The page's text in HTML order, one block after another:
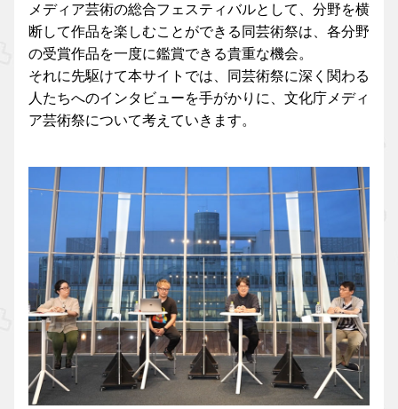
メディア芸術の総合フェスティバルとして、分野を横
断して作品を楽しむことができる同芸術祭は、各分野
の受賞作品を一度に鑑賞できる貴重な機会。
それに先駆けて本サイトでは、同芸術祭に深く関わる
人たちへのインタビューを手がかりに、文化庁メディ
ア芸術祭について考えていきます。